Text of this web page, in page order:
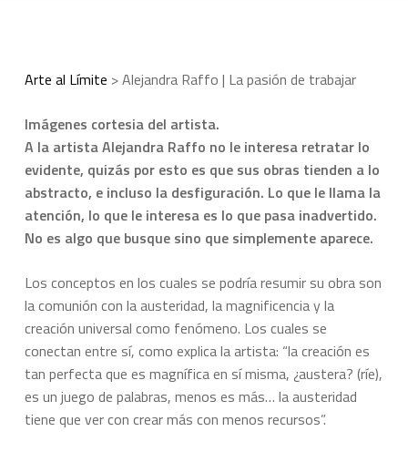
Arte al Límite >Alejandra Raffo | La pasión de trabajar
Imágenes cortesia del artista.
A la artista Alejandra Raffo no le interesa retratar lo
evidente, quizás por esto es que sus obras tienden a lo
abstracto, e incluso la desfiguración. Lo que le llama la
atención, lo que le interesa es lo que pasa inadvertido.
No es algo que busque sino que simplemente aparece.
Los conceptos en los cuales se podría resumir su obra son
la comunión con la austeridad, la magnificencia y la
creación universal como fenómeno. Los cuales se
conectan entre sí, como explica la artista: “la creación es
tan perfecta que es magnífica en sí misma, ¿austera? (ríe),
es un juego de palabras, menos es más… la austeridad
tiene que ver con crear más con menos recursos”.